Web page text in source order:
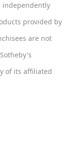
independently
provided by
are not
of its affiliated